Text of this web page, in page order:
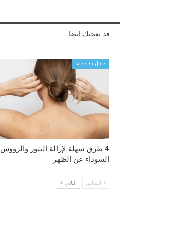
قد يعجبك ايضا
جمال بلا حدود
4 طرق سهلة لإزالة البثور والرؤوس
السوداء عن الظهر
السابق التالي